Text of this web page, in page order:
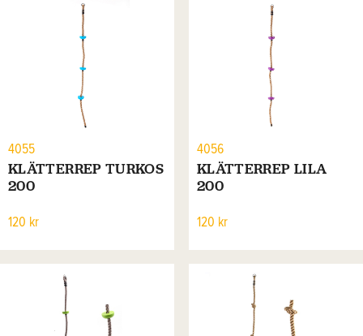
4055
KLÄTTERREP TURKOS
200
120 kr
4056
KLÄTTERREP LILA
200
120 kr